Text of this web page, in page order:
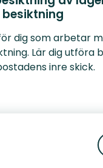
dig som arbetar
Lär dig utföra
inre skick.